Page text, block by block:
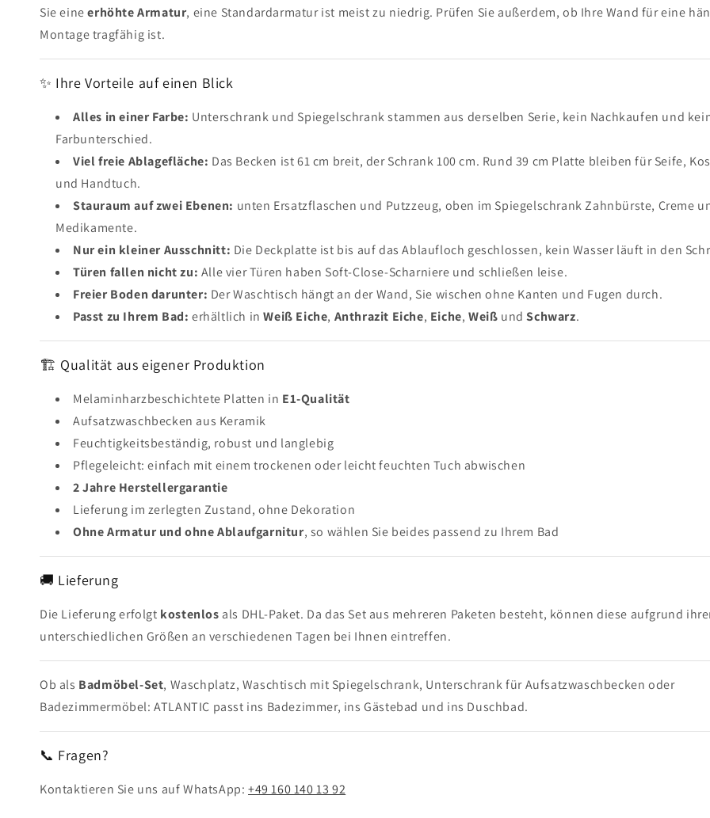
Sie eineerhöhte Armatur, eine Standardarmatur ist meist zu niedrig. Prüfen Sie außerdem, ob Ihre Wand für eine
Montage tragfähig ist.
✨ Ihre Vorteile auf einen Blick
Alles in einer Farbe: Unterschrank und Spiegelschrank stammen aus derselben Serie, kein Nachkaufen und
Farbunterschied.
Viel freie Ablagefläche: Das Becken ist 61 cm breit, der Schrank 100 cm. Rund 39 cm Platte bleiben für Seife,
und Handtuch.
Stauraum auf zwei Ebenen: unten Ersatzflaschen und Putzzeug, oben im Spiegelschrank Zahnbürste, Creme
Medikamente.
Nur ein kleiner Ausschnitt: Die Deckplatte ist bis auf das Ablaufloch geschlossen, kein Wasser läuft in den
Türen fallen nicht zu: Alle vier Türen haben Soft-Close-Scharniere und schließen leise.
Freier Boden darunter: Der Waschtisch hängt an der Wand, Sie wischen ohne Kanten und Fugen durch.
Passt zu Ihrem Bad: erhältlich inWeiß Eiche, Anthrazit Eiche, Eiche,Weiß undSchwarz.
🏗 Qualität aus eigener Produktion
Melaminharzbeschichtete Platten in E1-Qualität
Aufsatzwaschbecken aus Keramik
Feuchtigkeitsbeständig, robust und langlebig
Pflegeleicht: einfach mit einem trockenen oder leicht feuchten Tuch abwischen
2 Jahre Herstellergarantie
Lieferung im zerlegten Zustand, ohne Dekoration
Ohne Armatur und ohne Ablaufgarnitur, so wählen Sie beides passend zu Ihrem Bad
🚚 Lieferung
Die Lieferung erfolgt kostenlos als DHL-Paket. Da das Set aus mehreren Paketen besteht, können diese aufgrund
unterschiedlichen Größen an verschiedenen Tagen bei Ihnen eintreffen.
Ob als Badmöbel-Set, Waschplatz, Waschtisch mit Spiegelschrank, Unterschrank für Aufsatzwaschbecken oder
Badezimmermöbel: ATLANTIC passt ins Badezimmer, ins Gästebad und ins Duschbad.
📞 Fragen?
Kontaktieren Sie uns auf WhatsApp:+49 160 140 13 92
Abonnieren Sie unseren Newsletter und erhalten Sie 3%
Halten Sie mich über Neuigkeiten und Angebote auf
Weitere Informationen zur Verarbeitung Ihrer Daten für
Marketingkommunikation finden Sie in unserer Datenschutzrichtlinie.
Einreichen